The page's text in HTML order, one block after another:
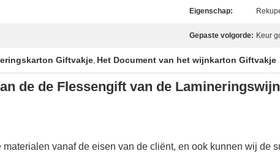
Eigenschap:
Gepaste volgorde: Keur
Giftvakje, Het Document van het wijnkarton Giftvakje
de de Flessengift van de
vanaf de eisen van de cliënt, en ook kunnen wij de